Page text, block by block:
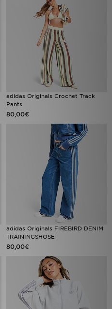
adidas Originals Crochet Track
Pants
80,00€
adidas Originals FIREBIRD DENIM
TRAININGSHOSE
80,00€